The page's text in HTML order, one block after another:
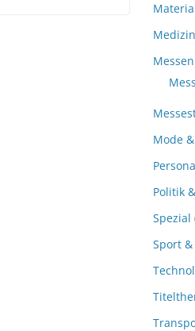
Messen
Mode
Politik
Spezial
Sport &